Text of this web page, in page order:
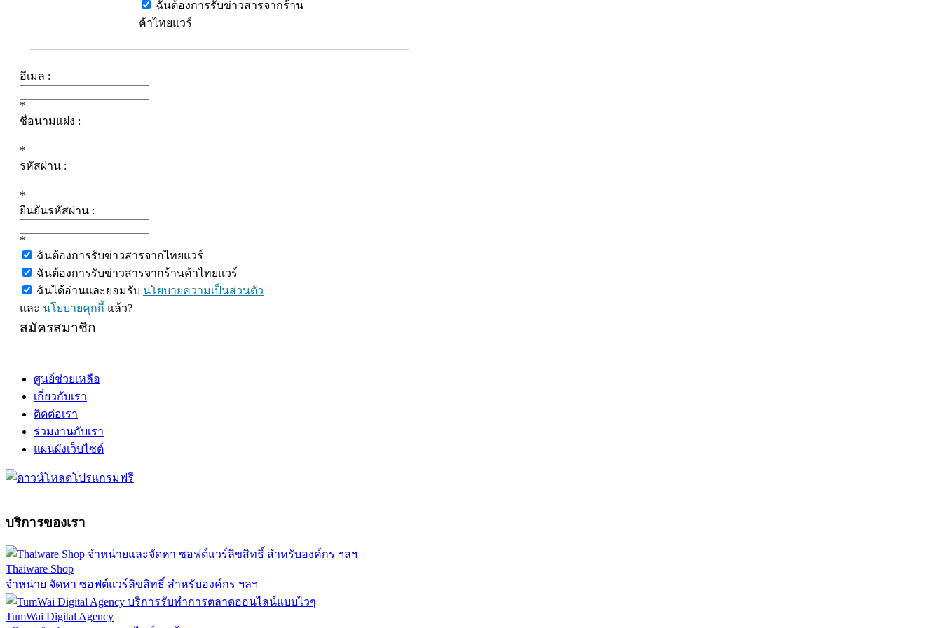
ฉันต้องการรับข่าวสารจากร้าน
ค้าไทยแวร์
อีเมล :
*
ชื่อนามแฝง :
*
รหัสผ่าน :
*
ยืนยันรหัสผ่าน :
*
ฉันต้องการรับข่าวสารจากไทยแวร์
ฉันต้องการรับข่าวสารจากร้านค้าไทยแวร์
ฉันได้อ่านและยอมรับ นโยบายความเป็นส่วนตัว
และ นโยบายคุกกี้ แล้ว?
สมัครสมาชิก
ศูนย์ช่วยเหลือ
เกี่ยวกับเรา
ติดต่อเรา
ร่วมงานกับเรา
แผนผังเว็บไซต์
บริการของเรา
Thaiware Shop
จำหน่าย จัดหา ซอฟต์แวร์ลิขสิทธิ์ สำหรับองค์กร ฯลฯ
TumWai Digital Agency